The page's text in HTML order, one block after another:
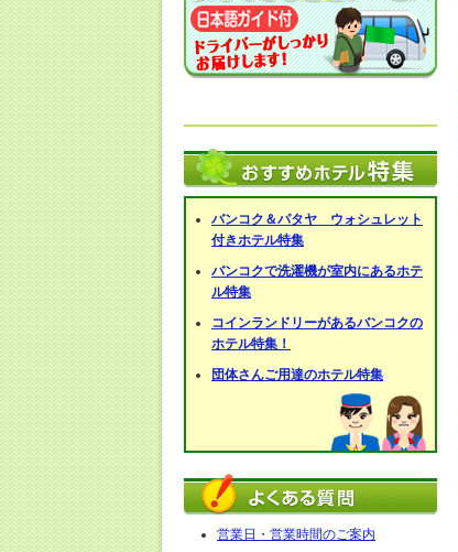
バンコク＆パタヤ ウォシュレット
付きホテル特集
バンコクで洗濯機が室内にあるホテ
ル特集
コインランドリーがあるバンコクの
ホテル特集！
団体さんご用達のホテル特集
営業日・営業時間のご案内